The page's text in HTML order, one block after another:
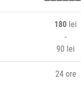
180 lei
-
90 lei
24 ore